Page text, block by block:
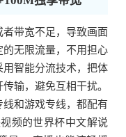
带宽不足，导致画面
的无限流量，不用担心
智能分流技术，把体
输，避免互相干扰。
和游戏专线，都配有
频的世界杯中文解说